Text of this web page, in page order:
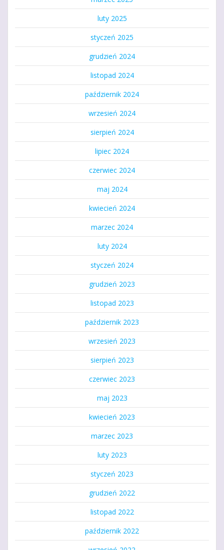
luty 2025
styczeń 2025
grudzień 2024
listopad 2024
październik 2024
wrzesień 2024
sierpień 2024
lipiec 2024
czerwiec 2024
maj 2024
kwiecień 2024
marzec 2024
luty 2024
styczeń 2024
grudzień 2023
listopad 2023
październik 2023
wrzesień 2023
sierpień 2023
czerwiec 2023
maj 2023
kwiecień 2023
marzec 2023
luty 2023
styczeń 2023
grudzień 2022
listopad 2022
październik 2022